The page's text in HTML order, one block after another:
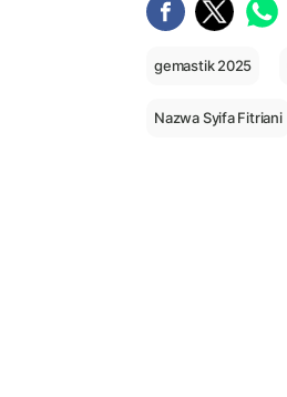
gemastik 2025
Nazwa Syifa Fitriani